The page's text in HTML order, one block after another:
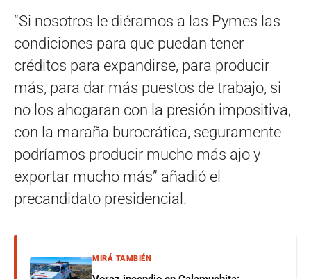
“Si nosotros le diéramos a las Pymes las
condiciones para que puedan tener
créditos para expandirse, para producir
más, para dar más puestos de trabajo, si
no los ahogaran con la presión impositiva,
con la maraña burocrática, seguramente
podríamos producir mucho más ajo y
exportar mucho más” añadió el
precandidato presidencial.
MIRÁ TAMBIÉN